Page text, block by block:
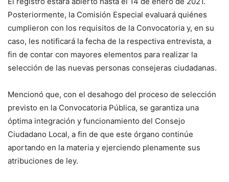
Posteriormente, la Comisión Especial evaluará quiénes
cumplieron con los requisitos de la Convocatoria y, en su
caso, les notificará la fecha de la respectiva entrevista, a
fin de contar con mayores elementos para realizar la
selección de las nuevas personas consejeras ciudadanas.
Mencionó que, con el desahogo del proceso de selección
previsto en la Convocatoria Pública, se garantiza una
óptima integración y funcionamiento del Consejo
Ciudadano Local, a fin de que este órgano continúe
aportando en la materia y ejerciendo plenamente sus
atribuciones de ley.